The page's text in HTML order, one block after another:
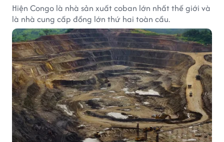
Hiện Congo là nhà sản xuất coban lớn nhất thế giới và
là nhà cung cấp đồng lớn thứ hai toàn cầu.